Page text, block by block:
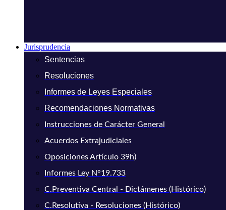
Jurisprudencia
Sentencias
Resoluciones
Informes de Leyes Especiales
Recomendaciones Normativas
Instrucciones de Carácter General
Acuerdos Extrajudiciales
Oposiciones Artículo 39h)
Informes Ley N°19.733
C.Preventiva Central - Dictámenes (Histórico)
C.Resolutiva - Resoluciones (Histórico)